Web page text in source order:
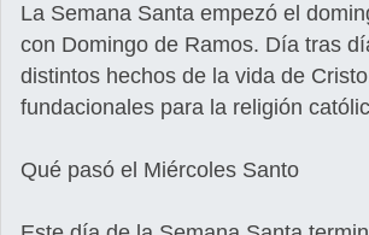
La Semana Santa empezó el
con Domingo de Ramos. Día tras
distintos hechos de la vida de
fundacionales para la religión
Qué pasó el Miércoles Santo